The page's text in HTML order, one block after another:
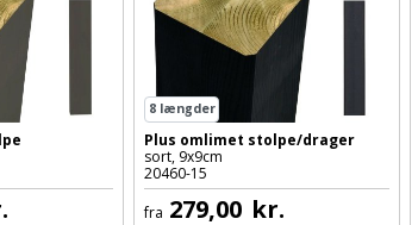
8 længder
Plus omlimet stolpe/drager
sort, 9x9cm
20460-15
fra 279,00 kr.